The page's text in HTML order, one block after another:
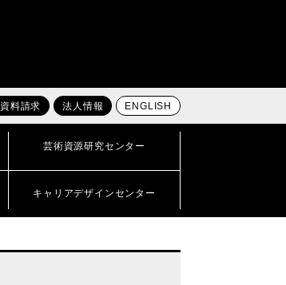
資料請求 法人情報 ENGLISH
芸術資源研究センター
キャリアデザインセンター